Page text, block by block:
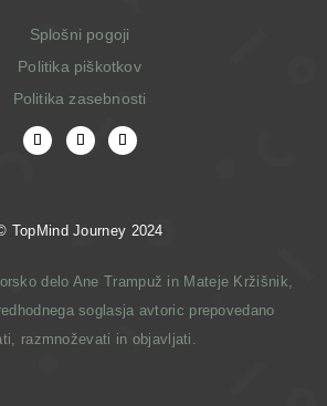
Splošni pogoji
Politika piškotkov
Politika zasebnosti
TopMind Journey 2024
delo Ane Trampuž in Mateje Kržišnik,
soglasja avtoric prepovedano
razmnoževati in objavljati.